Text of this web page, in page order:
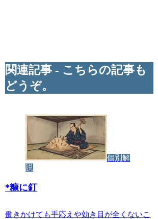
関連記事 - こちらの記事も
どうぞ。
個別解
説
*糠に釘
働きかけても手応えや効き目が全くないこ